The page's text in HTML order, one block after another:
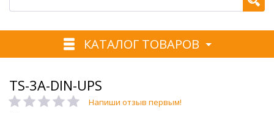
КАТАЛОГ ТОВАРОВ
TS-3A-DIN-UPS
Напиши отзыв первым!